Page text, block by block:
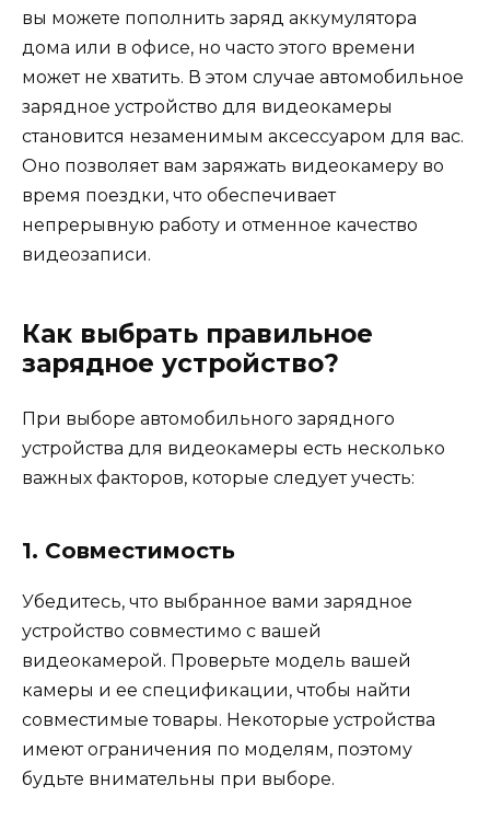
вы можете пополнить заряд аккумулятора
дома или в офисе, но часто этого времени
может не хватить. В этом случае автомобильное
зарядное устройство для видеокамеры
становится незаменимым аксессуаром для вас.
Оно позволяет вам заряжать видеокамеру во
время поездки, что обеспечивает
непрерывную работу и отменное качество
видеозаписи.
Как выбрать правильное
зарядное устройство?
При выборе автомобильного зарядного
устройства для видеокамеры есть несколько
важных факторов, которые следует учесть:
1. Совместимость
Убедитесь, что выбранное вами зарядное
устройство совместимо с вашей
видеокамерой. Проверьте модель вашей
камеры и ее спецификации, чтобы найти
совместимые товары. Некоторые устройства
имеют ограничения по моделям, поэтому
будьте внимательны при выборе.